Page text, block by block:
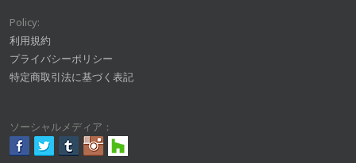
Policy:
利用規約
プライバシーポリシー
特定商取引法に基づく表記
ソーシャルメディア：